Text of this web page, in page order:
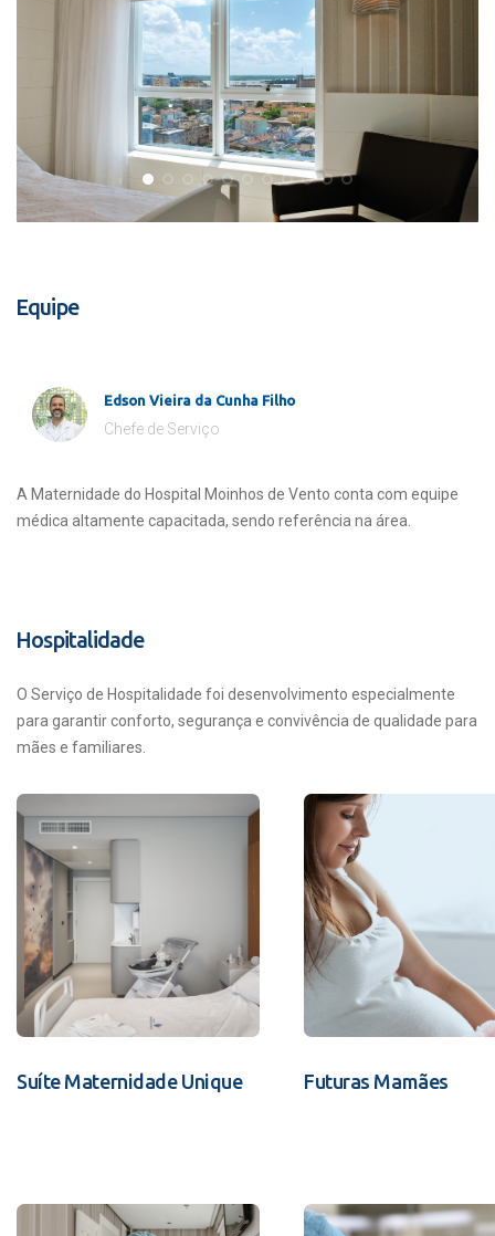
Equipe
Edson Vieira da Cunha Filho
Chefe de Serviço
A Maternidade do Hospital Moinhos de Vento conta com equipe
médica altamente capacitada, sendo referência na área.
Hospitalidade
O Serviço de Hospitalidade foi desenvolvimento especialmente
para garantir conforto, segurança e convivência de qualidade para
mães e familiares.
Suíte Maternidade Unique Futuras Mamães